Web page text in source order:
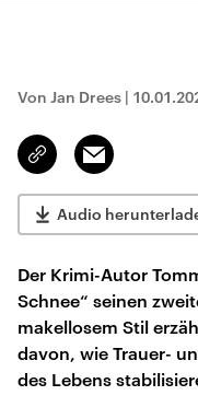
Von Jan Drees |
Link
kopieren/teilen
Email
Audio
Der Krimi-Autor
Schnee“ seinen
makellosem Stil
davon, wie Trauer-
des Lebens